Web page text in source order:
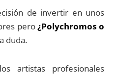
de invertir en unos
pero¿Polychromos o
duda.
artistas profesionales